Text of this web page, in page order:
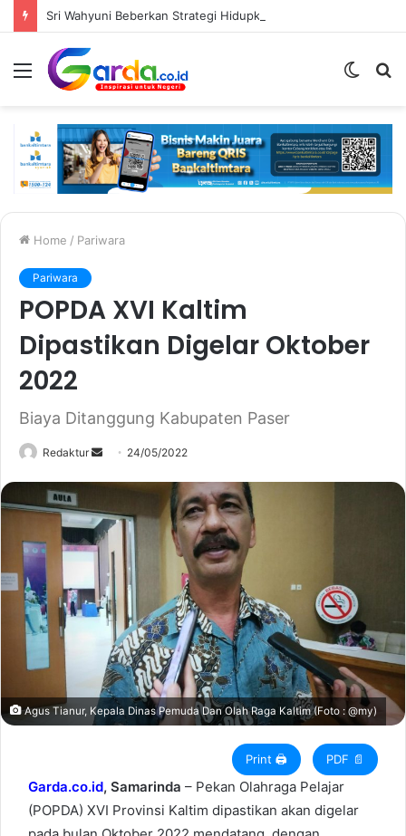
Menu
Switch
Home / Pariwara
Pariwara
POPDA XVI Kaltim
Dipastikan Digelar Oktober
2022
Biaya Ditanggung Kabupaten Paser
Redaktur
d
a
e
m
a
l
24/05/2022
Agus Tianur, Kepala Dinas Pemuda Dan Olah Raga Kaltim (Foto : @my)
Print 🖨 PDF 📄
Garda.co.id, Samarinda – Pekan Olahraga Pelajar
(POPDA) XVI Provinsi Kaltim dipastikan akan digelar